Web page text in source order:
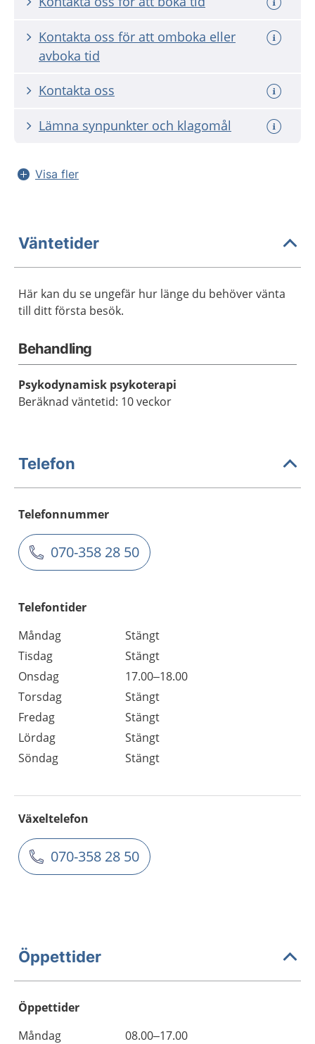
Kontakta oss för att omboka eller
avboka tid
Kontakta oss
Lämna synpunkter och klagomål
Visa fler
Väntetider
Här kan du se ungefär hur länge du behöver vänta
till ditt första besök.
Behandling
Psykodynamisk psykoterapi
Beräknad väntetid: 10 veckor
Telefon
Telefonnummer
070-358 28 50
Telefontider
Måndag
Stängt
Tisdag
Stängt
Onsdag
17.00–18.00
Torsdag
Stängt
Fredag
Stängt
Lördag
Stängt
Söndag
Stängt
Växeltelefon
070-358 28 50
Öppettider
Öppettider
Dag
Öppettider
Kommentarer
Måndag 08.00–17.00